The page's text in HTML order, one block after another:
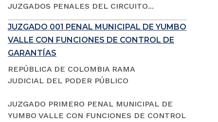
JUZGADOS PENALES DEL CIRCUITO...
JUZGADO 001 PENAL MUNICIPAL DE YUMBO
VALLE CON FUNCIONES DE CONTROL DE
GARANTÍAS
REPÚBLICA DE COLOMBIA RAMA
JUDICIAL DEL PODER PÚBLICO
JUZGADO PRIMERO PENAL MUNICIPAL DE
YUMBO VALLE CON FUNCIONES DE CONTROL